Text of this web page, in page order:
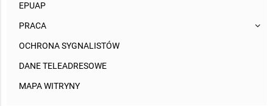
EPUAP
PRACA
OCHRONA SYGNALISTÓW
DANE TELEADRESOWE
MAPA WITRYNY